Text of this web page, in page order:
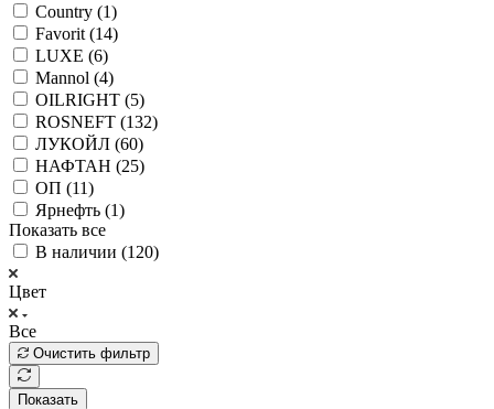
Country (1)
Favorit (14)
LUXE (6)
Mannol (4)
OILRIGHT (5)
ROSNEFT (132)
ЛУКОЙЛ (60)
НАФТАН (25)
ОП (11)
Ярнефть (1)
Показать все
В наличии (120)
Цвет
Все
Очистить фильтр
Показать